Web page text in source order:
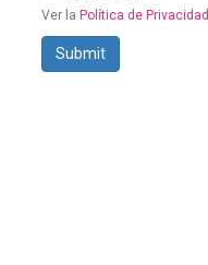
Ver la Política de Privacidad
Submit